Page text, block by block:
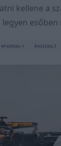
kellene a
esőben
#FORMA-1 #KIEMELT